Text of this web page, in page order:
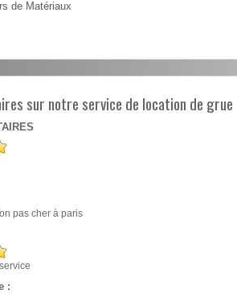
de Matériaux
sur notre service de location de grue
pas cher à paris
: